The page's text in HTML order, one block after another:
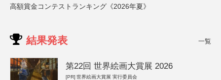
高額賞金コンテストランキング《2026年夏》
結果発表 一覧
第22回 世界絵画大賞展 2026
[PR] 世界絵画大賞展 実行委員会